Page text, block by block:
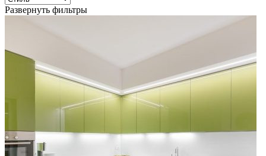
Развернуть фильтры